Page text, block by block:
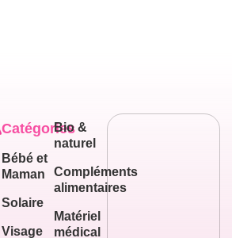
Catégories
Bébé et
Maman
Solaire
Visage
Bio &
naturel
Compléments
alimentaires
Matériel
médical